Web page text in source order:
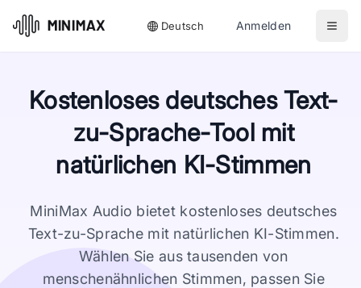
Deutsch Anmelden
Kostenloses deutsches Text-
zu-Sprache-Tool mit
natürlichen KI-Stimmen
MiniMax Audio bietet kostenloses deutsches
Text-zu-Sprache mit natürlichen KI-Stimmen.
Wählen Sie aus tausenden von
menschenähnlichen Stimmen, passen Sie